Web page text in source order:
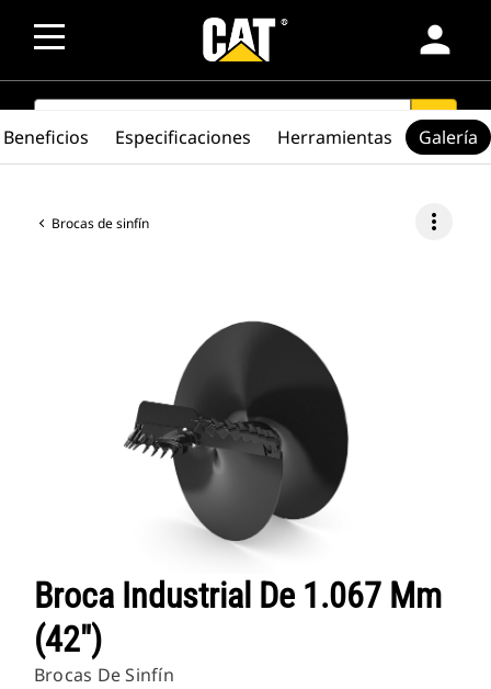
person
SEARCH search
Brocas de sinfín more_vert
Broca Industrial De 1.067 Mm
(42")
Brocas De Sinfín
Beneficios Especificaciones Herramientas Galería